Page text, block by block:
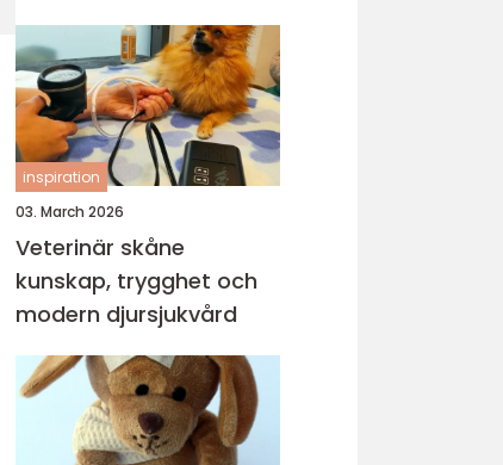
inspiration
03. March 2026
Veterinär skåne
kunskap, trygghet och
modern djursjukvård